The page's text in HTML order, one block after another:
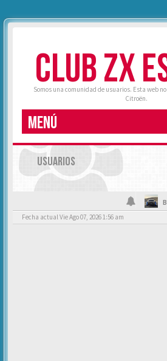
CLUB ZX
Somos una comunidad de usuarios. Esta web
Citroën.
MENÚ
USUARIOS
Fecha actual Vie Ago 07, 2026 1:56 am